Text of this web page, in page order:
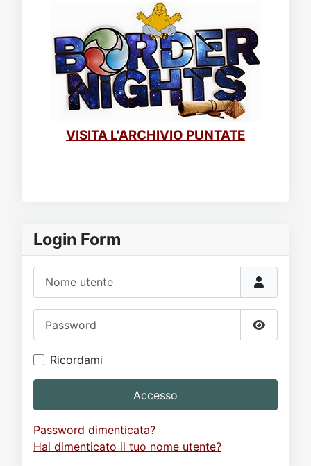
Login Form
Mostra
Ricordami
Accesso
Password dimenticata?
Hai dimenticato il tuo nome utente?
VISITA L'ARCHIVIO PUNTATE